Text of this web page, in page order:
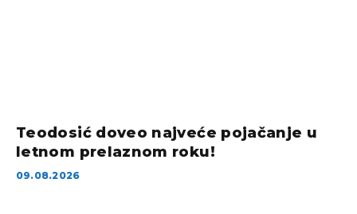
Teodosić doveo najveće pojačanje u
letnom prelaznom roku!
09.08.2026